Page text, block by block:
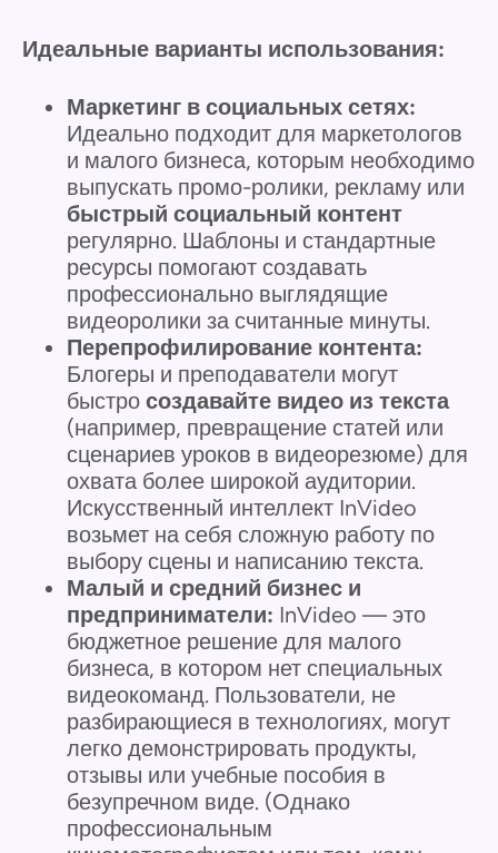
Идеальные варианты использования:
Маркетинг в социальных сетях:
Идеально подходит для маркетологов
и малого бизнеса, которым необходимо
выпускать промо-ролики, рекламу или
быстрый социальный контент
регулярно. Шаблоны и стандартные
ресурсы помогают создавать
профессионально выглядящие
видеоролики за считанные минуты.
Перепрофилирование контента:
Блогеры и преподаватели могут
быстро создавайте видео из текста
(например, превращение статей или
сценариев уроков в видеорезюме) для
охвата более широкой аудитории.
Искусственный интеллект InVideo
возьмет на себя сложную работу по
выбору сцены и написанию текста.
Малый и средний бизнес и
предприниматели: InVideo — это
бюджетное решение для малого
бизнеса, в котором нет специальных
видеокоманд. Пользователи, не
разбирающиеся в технологиях, могут
легко демонстрировать продукты,
отзывы или учебные пособия в
безупречном виде. (Однако
профессиональным